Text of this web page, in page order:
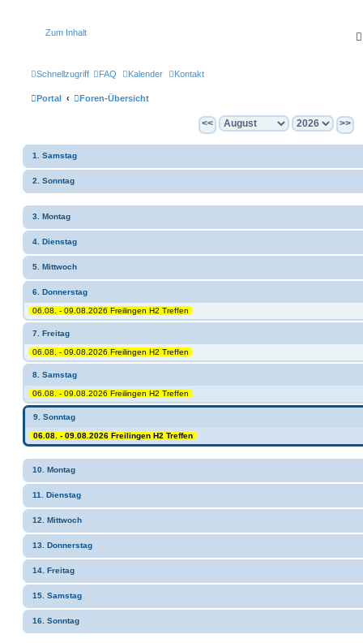
Zum Inhalt
Schnellzugriff FAQ Kalender Kontakt
Portal Foren-Übersicht
<< >>
1. Samstag
2. Sonntag
3. Montag
4. Dienstag
5. Mittwoch
6. Donnerstag
06.08. - 09.08.2026 Freilingen H2 Treffen
7. Freitag
06.08. - 09.08.2026 Freilingen H2 Treffen
8. Samstag
06.08. - 09.08.2026 Freilingen H2 Treffen
9. Sonntag
06.08. - 09.08.2026 Freilingen H2 Treffen
10. Montag
11. Dienstag
12. Mittwoch
13. Donnerstag
14. Freitag
15. Samstag
16. Sonntag